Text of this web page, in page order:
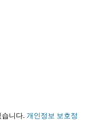
니다.개인정보 보호정